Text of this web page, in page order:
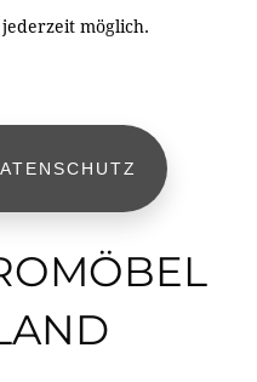
möglich.